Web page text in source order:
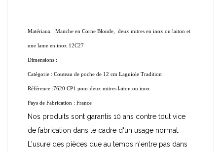
Matériaux : Manche en Corne Blonde, deux mitres en inox ou laiton et
une lame en inox 12C27
Dimensions :
Catégorie : Couteau de poche de 12 cm Laguiole Tradition
Référence :7620 CP1 pour deux mitres laiton ou inox
Pays de Fabrication : France
Nos produits sont garantis 10 ans contre tout vice
de fabrication dans le cadre d'un usage normal.
L'usure des pièces due au temps n'entre pas dans